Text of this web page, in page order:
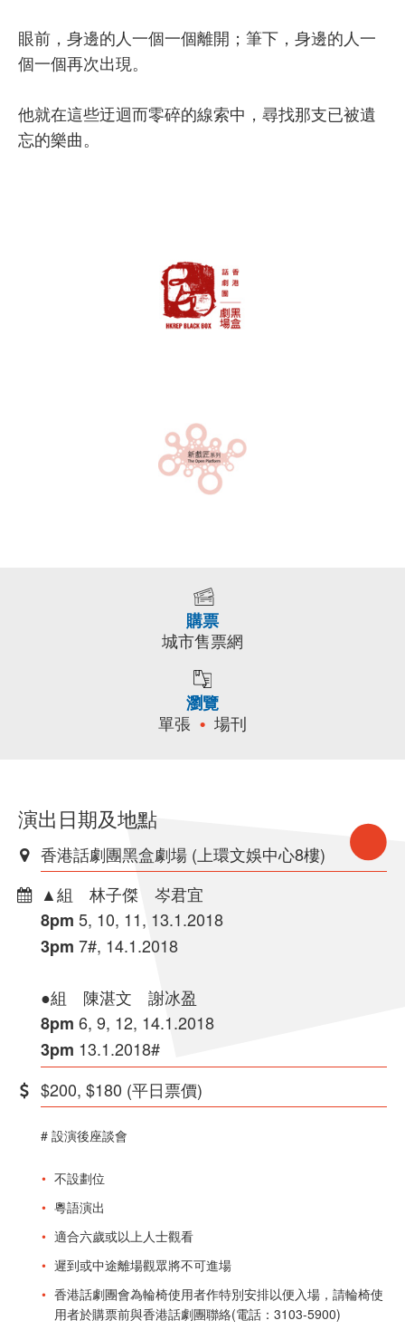
眼前，身邊的人一個一個離開；筆下，身邊的人一
個一個再次出現。
他就在這些迂迴而零碎的線索中，尋找那支已被遺
忘的樂曲。
購票
城市售票網
瀏覽
單張
場刊
演出日期及地點
香港話劇團黑盒劇場 (上環文娛中心8樓)
▲組 林子傑 岑君宜
8pm 5, 10, 11, 13.1.2018
3pm 7#, 14.1.2018
●組 陳湛文 謝冰盈
8pm 6, 9, 12, 14.1.2018
3pm 13.1.2018#
$200, $180 (平日票價)
# 設演後座談會
不設劃位
粵語演出
適合六歲或以上人士觀看
遲到或中途離場觀眾將不可進場
香港話劇團會為輪椅使用者作特別安排以便入場，請輪椅使
用者於購票前與香港話劇團聯絡(電話：3103-5900)